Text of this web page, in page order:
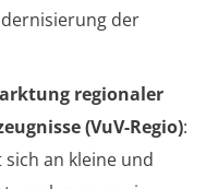
der
regionaler
(VuV-Regio):
an kleine und